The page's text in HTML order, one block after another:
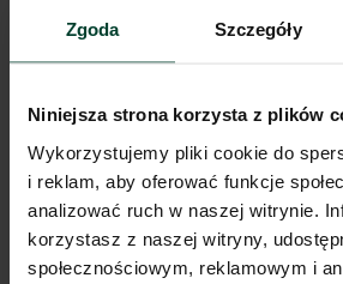
Zgoda Szczegóły
Niniejsza strona korzysta z plików
Wykorzystujemy pliki cookie do
i reklam, aby oferować funkcje
analizować ruch w naszej witrynie.
korzystasz z naszej witryny,
społecznościowym, reklamowym i
Świetliki
Tak
Ogrzewanie
Gaz
Brama wjazdowa z poziomu
0
Pokaż więcej